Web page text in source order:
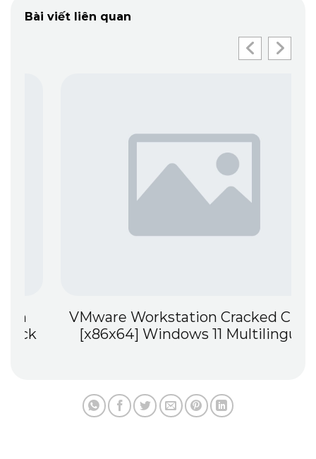
Bài viết liên quan
VMware Workstation Cracked Clean
[x86x64] Windows 11 Multilingual